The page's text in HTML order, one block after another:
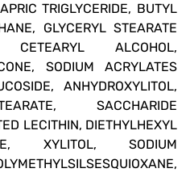
TRIGLYCERIDE, BUTYL
GLYCERYL STEARATE
CETEARYL ALCOHOL,
SODIUM ACRYLATES
ANHYDROXYLITOL,
SACCHARIDE
LECITHIN, DIETHYLHEXYL
XYLITOL, SODIUM